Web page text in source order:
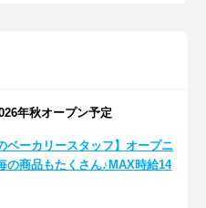
年秋オープン予定
ベーカリースタッフ】オープニ
の商品もたくさん♪MAX時給14